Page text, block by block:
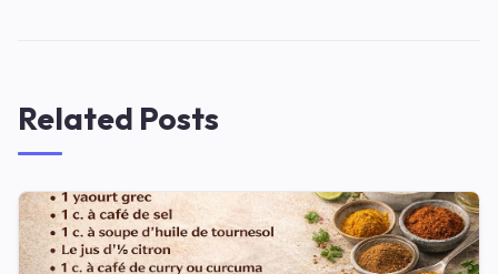
Related Posts